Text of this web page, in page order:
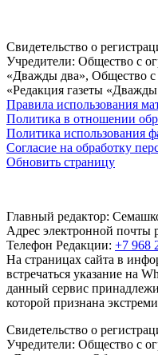
Свидетельство о
Учредители: Общество с
«Дважды два», Общество с
«Редакция газеты «Дважды
Правила использования
Политика в отношении
Политика использования
Согласие на обработку
Обновить страницу
Главный редактор:
Адрес электронной почты
Телефон Редакции: +7 968
На страницах сайта в
встречаться указание на
данный сервис
которой признана
Свидетельство о
Учредители: Общество с